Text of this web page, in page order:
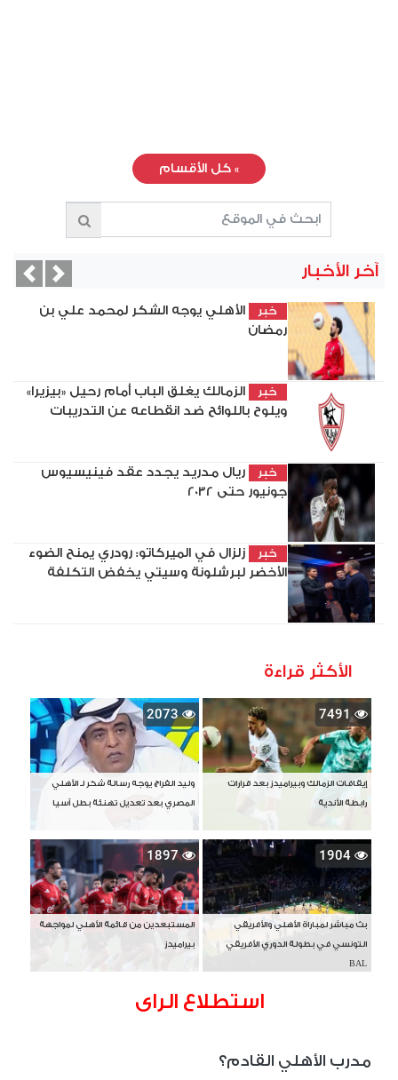
» كل الأقسام
آخر الأخبار
خبر
الأهلي يوجه الشكر لمحمد علي بن
رمضان
خبر
الزمالك يغلق الباب أمام رحيل «بيزيرا»
ويلوح باللوائح ضد انقطاعه عن التدريبات
خبر
ريال مدريد يجدد عقد فينيسيوس
جونيور حتى 2032
خبر
زلزال في الميركاتو: رودري يمنح الضوء
الأخضر لبرشلونة وسيتي يخفض التكلفة
Next
الأكثر قراءة
7491
إيقافات الزمالك وبيراميدز بعد قرارات
رابطة الأندية
2073
وليد الفراج يوجه رسالة شكر لـ الأهلي
المصري بعد تعديل تهنئة بطل آسيا
1904
بث مباشر لمباراة الأهلي والأفريقي
التونسي في بطولة الدوري الأفريقي
BAL
1897
المستبعدين من قائمة الأهلي لمواجهة
بيراميدز
استطلاع الراى
مدرب الأهلي القادم؟